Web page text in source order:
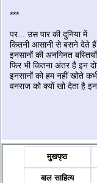
***
पर... उस पार की दुनिया में
कितनी आसानी से बसने देते
इनसानों की अनगिनत
फिर भी कितना अंतर है इन
इनसानों को हम नहीं खोते
वनराज को क्यों खो देता है
मुखपृष्ठ
बाल साहित्य